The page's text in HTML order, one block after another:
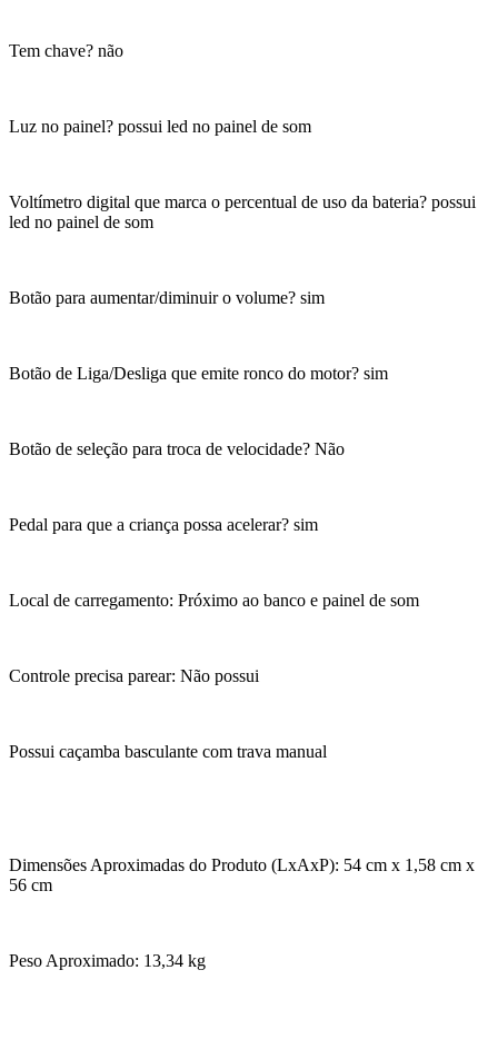
Tem chave? não
Luz no painel? possui led no painel de som
Voltímetro digital que marca o percentual de uso da bateria? possui
led no painel de som
Botão para aumentar/diminuir o volume? sim
Botão de Liga/Desliga que emite ronco do motor? sim
Botão de seleção para troca de velocidade? Não
Pedal para que a criança possa acelerar? sim
Local de carregamento: Próximo ao banco e painel de som
Controle precisa parear: Não possui
Possui caçamba basculante com trava manual
Dimensões Aproximadas do Produto (LxAxP): 54 cm x 1,58 cm x
56 cm
Peso Aproximado: 13,34 kg